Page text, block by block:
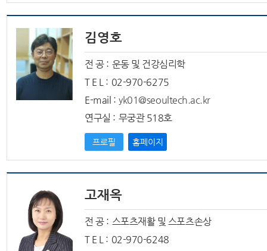
김영호
전 공 : 운동 및 건강심리학
T E L : 02-970-6275
E-mail : yk01@seoultech.ac.kr
연구실 : 무궁관 518호
프로필 홈페이지
고재옥
전 공 : 스포츠재활 및 스포츠손상
T E L : 02-970-6248